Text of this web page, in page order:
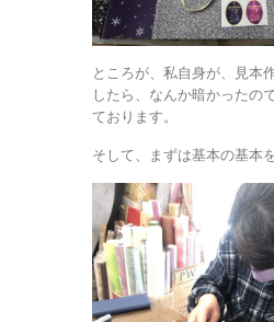
ところが、私自身が、見本
したら、なんか暗かったの
ております。
そして、まずは基本の基本